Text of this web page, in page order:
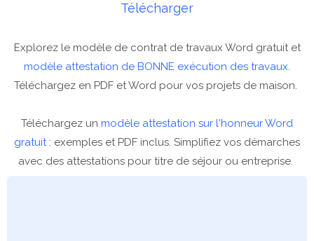
Télécharger
Explorez le modèle de contrat de travaux Word gratuit et
modèle attestation de BONNE exécution des travaux.
Téléchargez en PDF et Word pour vos projets de maison.
Téléchargez un modèle attestation sur l'honneur Word
gratuit: exemples et PDF inclus. Simplifiez vos démarches
avec des attestations pour titre de séjour ou entreprise.